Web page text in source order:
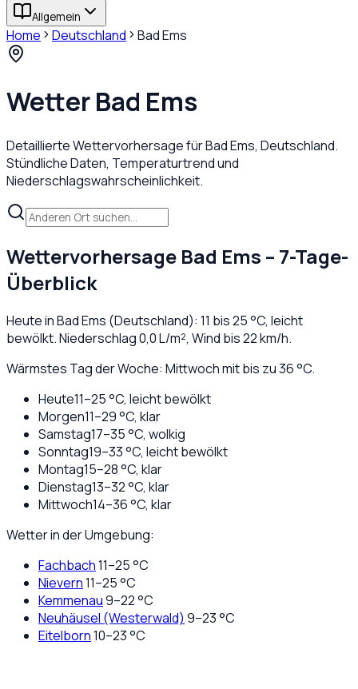
Allgemein
Home Deutschland Bad Ems
WetterBad Ems
Detaillierte Wettervorhersage fürBad Ems, Deutschland.
Stündliche Daten, Temperaturtrend und
Niederschlagswahrscheinlichkeit.
Wettervorhersage Bad Ems – 7-Tage-
Überblick
Heute inBad Ems (Deutschland): 11 bis25°C, leicht
bewölkt. Niederschlag0,0L/m², Wind bis22km/h.
Wärmstes Tag der Woche: Mittwoch mit bis zu 36 °C.
Heute11–25°C, leicht bewölkt
Morgen11–29°C, klar
Samstag17–35°C, wolkig
Sonntag19–33°C, leicht bewölkt
Montag15–28°C, klar
Dienstag13–32°C, klar
Mittwoch14–36°C, klar
Wetter in der Umgebung:
Fachbach11–25°C
Nievern11–25°C
Kemmenau9–22°C
Neuhäusel (Westerwald) 9–23°C
Eitelborn10–23°C